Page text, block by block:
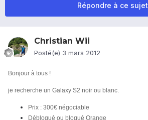
Répondre à ce sujet
Christian Wii
Posté(e) 3 mars 2012
Bonjour à tous !
je recherche un Galaxy S2 noir ou blanc.
Prix : 300€ négociable
Débloqué ou bloqué Orange